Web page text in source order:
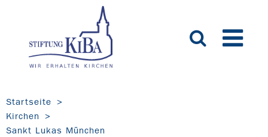
Startseite
Kirchen
Sankt Lukas München